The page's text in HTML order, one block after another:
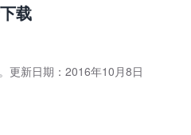
载
更新日期：2016年10月8日